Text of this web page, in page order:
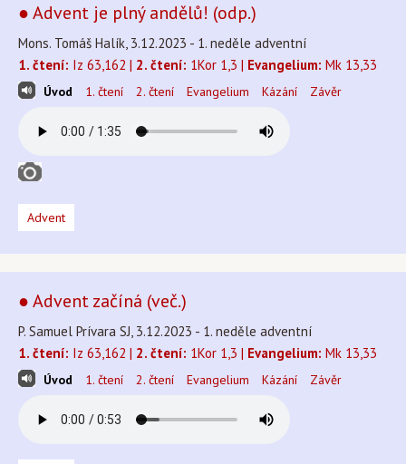
● Advent je plný andělů! (odp.)
Mons. Tomáš Halík, 3.12.2023 - 1. neděle adventní
1. čtení: Iz 63,162 | 2. čtení: 1Kor 1,3 | Evangelium: Mk 13,33
Úvod 1. čtení 2. čtení Evangelium Kázání Závěr
Advent
● Advent začíná (več.)
P. Samuel Prívara SJ, 3.12.2023 - 1. neděle adventní
1. čtení: Iz 63,162 | 2. čtení: 1Kor 1,3 | Evangelium: Mk 13,33
Úvod 1. čtení 2. čtení Evangelium Kázání Závěr